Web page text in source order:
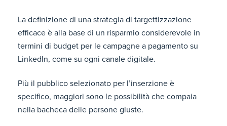
La definizione di una strategia di targettizzazione
efficace è alla base di un risparmio considerevole in
termini di budget per le campagne a pagamento su
LinkedIn, come su ogni canale digitale.
Più il pubblico selezionato per l’inserzione è
specifico, maggiori sono le possibilità che compaia
nella bacheca delle persone giuste.